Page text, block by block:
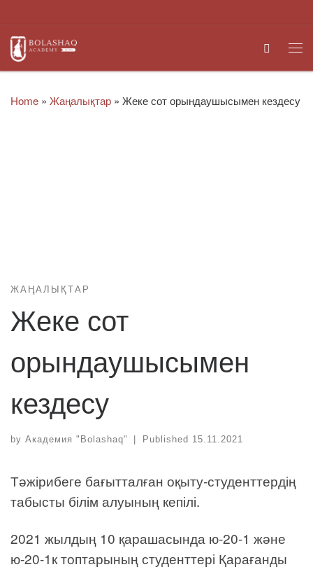
Search
Home » Жаңалықтар » Жеке сот орындаушысымен кездесу
ЖАҢАЛЫҚТАР
Жеке сот
орындаушысымен
кездесу
by Академия "Bolashaq" | Published 15.11.2021
Тәжірибеге бағытталған оқыту-студенттердің
табысты білім алуының кепілі.
2021 жылдың 10 қарашасында ю-20-1 және
ю-20-1к топтарының студенттері Қарағанды